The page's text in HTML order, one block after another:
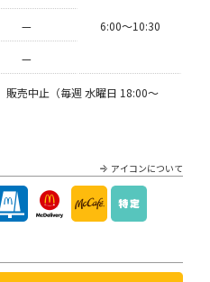
6:00〜10:30
—
—
販売中止（毎週 水曜日 18:00～
アイコンについて